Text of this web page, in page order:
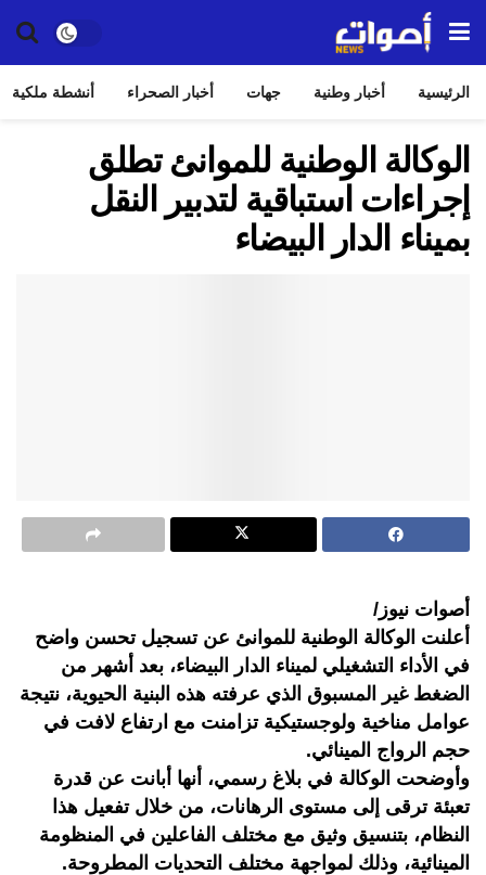
الرئيسية أخبار وطنية جهات أخبار الصحراء أنشطة ملكية
الوكالة الوطنية للموانئ تطلق
إجراءات استباقية لتدبير النقل
بميناء الدار البيضاء
أصوات نيوز/
أعلنت الوكالة الوطنية للموانئ عن تسجيل تحسن واضح
في الأداء التشغيلي لميناء الدار البيضاء، بعد أشهر من
الضغط غير المسبوق الذي عرفته هذه البنية الحيوية، نتيجة
عوامل مناخية ولوجستيكية تزامنت مع ارتفاع لافت في
حجم الرواج المينائي.
وأوضحت الوكالة في بلاغ رسمي، أنها أبانت عن قدرة
تعبئة ترقى إلى مستوى الرهانات، من خلال تفعيل هذا
النظام، بتنسيق وثيق مع مختلف الفاعلين في المنظومة
المينائية، وذلك لمواجهة مختلف التحديات المطروحة.